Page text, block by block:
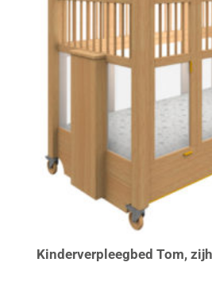
Kinderverpleegbed Tom,